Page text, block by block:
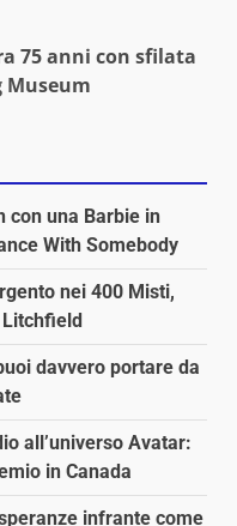
75 anni con sfilata
Museum
con una Barbie in
With Somebody
nei 400 Misti,
Litchfield
davvero portare da
all’universo Avatar:
in Canada
infrante come